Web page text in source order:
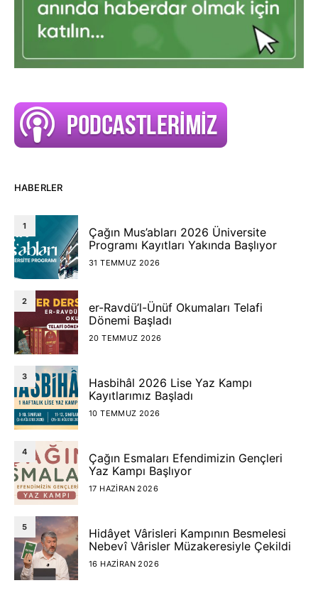
HABERLER
1
Çağın Mus’abları 2026 Üniversite
Programı Kayıtları Yakında Başlıyor
31 TEMMUZ 2026
2
er-Ravdü’l-Ünüf Okumaları Telafi
Dönemi Başladı
20 TEMMUZ 2026
3
Hasbihâl 2026 Lise Yaz Kampı
Kayıtlarımız Başladı
10 TEMMUZ 2026
4
Çağın Esmaları Efendimizin Gençleri
Yaz Kampı Başlıyor
17 HAZIRAN 2026
5
Hidâyet Vârisleri Kampının Besmelesi
Nebevî Vârisler Müzakeresiyle Çekildi
16 HAZIRAN 2026